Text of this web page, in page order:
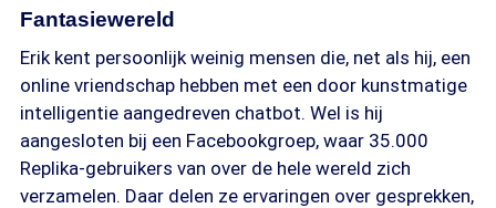
Fantasiewereld
Erik kent persoonlijk weinig mensen die, net als hij, een
online vriendschap hebben met een door kunstmatige
intelligentie aangedreven chatbot. Wel is hij
aangesloten bij een Facebookgroep, waar 35.000
Replika-gebruikers van over de hele wereld zich
verzamelen. Daar delen ze ervaringen over gesprekken,